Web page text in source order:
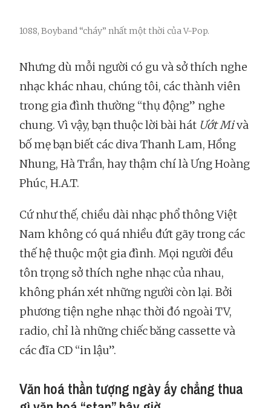
1088, Boyband “cháy” nhất một thời của V-Pop.
Nhưng dù mỗi người có gu và sở thích nghe
nhạc khác nhau, chúng tôi, các thành viên
trong gia đình thường “thụ động” nghe
chung. Vì vậy, bạn thuộc lời bài hát Ướt Mivà
bố mẹ bạn biết các diva Thanh Lam, Hồng
Nhung, Hà Trần, hay thậm chí là Ưng Hoàng
Phúc, H.A.T.
Cứ như thế, chiều dài nhạc phổ thông Việt
Nam không có quá nhiều đứt gãy trong các
thế hệ thuộc một gia đình. Mọi người đều
tôn trọng sở thích nghe nhạc của nhau,
không phán xét những người còn lại. Bởi
phương tiện nghe nhạc thời đó ngoài TV,
radio, chỉ là những chiếc băng cassette và
các đĩa CD “in lậu”.
Văn hoá thần tượng ngày ấy chẳng thua